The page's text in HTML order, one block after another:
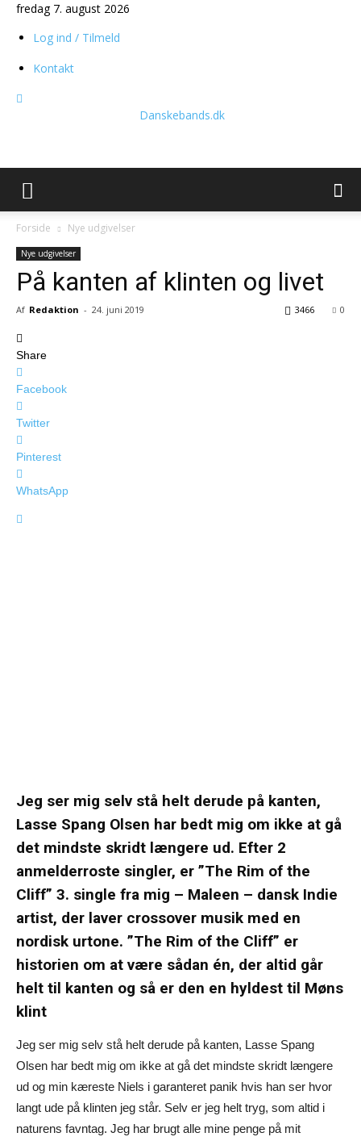
fredag 7. august 2026
Log ind / Tilmeld
Kontakt
Danskebands.dk
Forside Nye udgivelser
Nye udgivelser
På kanten af klinten og livet
Af Redaktion - 24. juni 2019 0
3466
Share
Facebook
Twitter
Pinterest
WhatsApp
Jeg ser mig selv stå helt derude på kanten,
Lasse Spang Olsen har bedt mig om ikke at gå
det mindste skridt længere ud. Efter 2
anmelderroste singler, er ”The Rim of the
Cliff” 3. single fra mig – Maleen – dansk Indie
artist, der laver crossover musik med en
nordisk urtone. ”The Rim of the Cliff” er
historien om at være sådan én, der altid går
helt til kanten og så er den en hyldest til Møns
klint
Jeg ser mig selv stå helt derude på kanten, Lasse Spang
Olsen har bedt mig om ikke at gå det mindste skridt længere
ud og min kæreste Niels i garanteret panik hvis han ser hvor
langt ude på klinten jeg står. Selv er jeg helt tryg, som altid i
naturens favntag. Jeg har brugt alle mine penge på mit